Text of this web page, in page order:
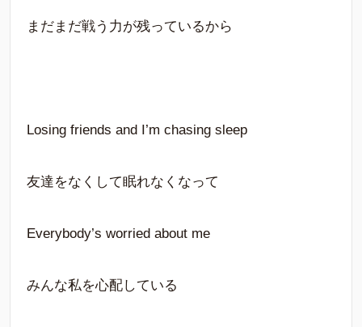
まだまだ戦う力が残っているから
Losing friends and I’m chasing sleep
友達をなくして眠れなくなって
Everybody’s worried about me
みんな私を心配している